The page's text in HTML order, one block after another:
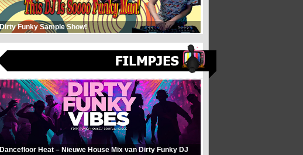
Dirty Funky Sample Show!
Dancefloor Heat – Nieuwe House Mix van Dirty Funky DJ